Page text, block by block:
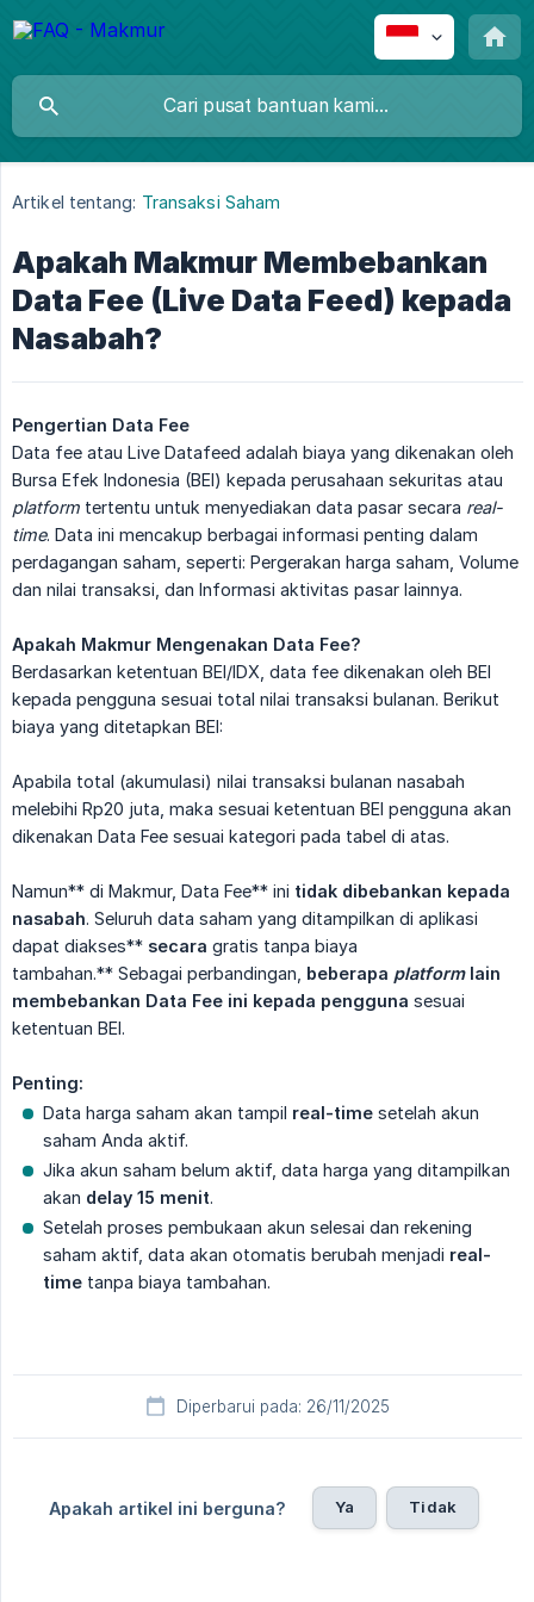
Artikel tentang: Transaksi Saham
Apakah Makmur Membebankan
Data Fee (Live Data Feed) kepada
Nasabah?
Pengertian Data Fee
Data fee atau Live Datafeed adalah biaya yang dikenakan oleh
Bursa Efek Indonesia (BEI) kepada perusahaan sekuritas atau
platform tertentu untuk menyediakan data pasar secara real-
time. Data ini mencakup berbagai informasi penting dalam
perdagangan saham, seperti: Pergerakan harga saham, Volume
dan nilai transaksi, dan Informasi aktivitas pasar lainnya.
Apakah Makmur Mengenakan Data Fee?
Berdasarkan ketentuan BEI/IDX, data fee dikenakan oleh BEI
kepada pengguna sesuai total nilai transaksi bulanan. Berikut
biaya yang ditetapkan BEI:
Apabila total (akumulasi) nilai transaksi bulanan nasabah
melebihi Rp20 juta, maka sesuai ketentuan BEI pengguna akan
dikenakan Data Fee sesuai kategori pada tabel di atas.
Namun** di Makmur, Data Fee** ini tidak dibebankan kepada
nasabah. Seluruh data saham yang ditampilkan di aplikasi
dapat diakses** secara gratis tanpa biaya
tambahan.** Sebagai perbandingan, beberapa platform lain
membebankan Data Fee ini kepada pengguna sesuai
ketentuan BEI.
Penting:
Data harga saham akan tampil real-time setelah akun
saham Anda aktif.
Jika akun saham belum aktif, data harga yang ditampilkan
akan delay 15 menit.
Setelah proses pembukaan akun selesai dan rekening
saham aktif, data akan otomatis berubah menjadi real-
time tanpa biaya tambahan.
Diperbarui pada: 26/11/2025
Apakah artikel ini berguna? Ya Tidak